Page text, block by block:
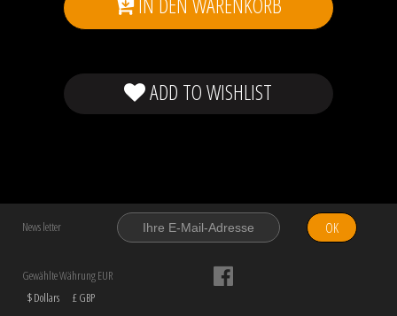
ADD TO WISHLIST
News letter OK
Gewählte Währung EUR
$ Dollars
£ GBP